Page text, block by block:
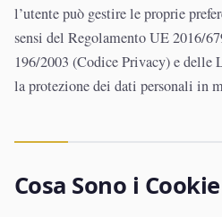
l’utente può gestire le proprie
sensi del Regolamento UE 2016/
196/2003 (Codice Privacy) e delle
la protezione dei dati personali in
Cosa Sono i Cookie